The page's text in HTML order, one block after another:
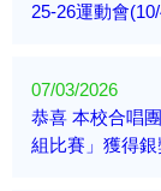
25-26運動會
07/03/2026
恭喜 本校合唱
組比賽」獲得銀